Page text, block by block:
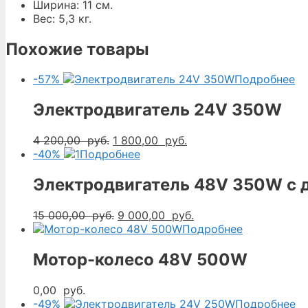
Ширина: 11 см.
Вес: 5,3 кг.
Похожие товары
-57% Подробнее
Электродвигатель 24V 350W
4 200,00руб. Первоначальная
цена
4
200,00
руб..
1 800,00 руб.
800,00
руб..
-40% Подробнее
Электродвигатель 48V 350W
15 000,00руб. Первоначальная
цена
15
000,00
9 000,00 руб.
цена:
000,00
руб..
Подробнее
Мотор-колесо 48V 500W
0,00 руб.
-49%
Подробнее